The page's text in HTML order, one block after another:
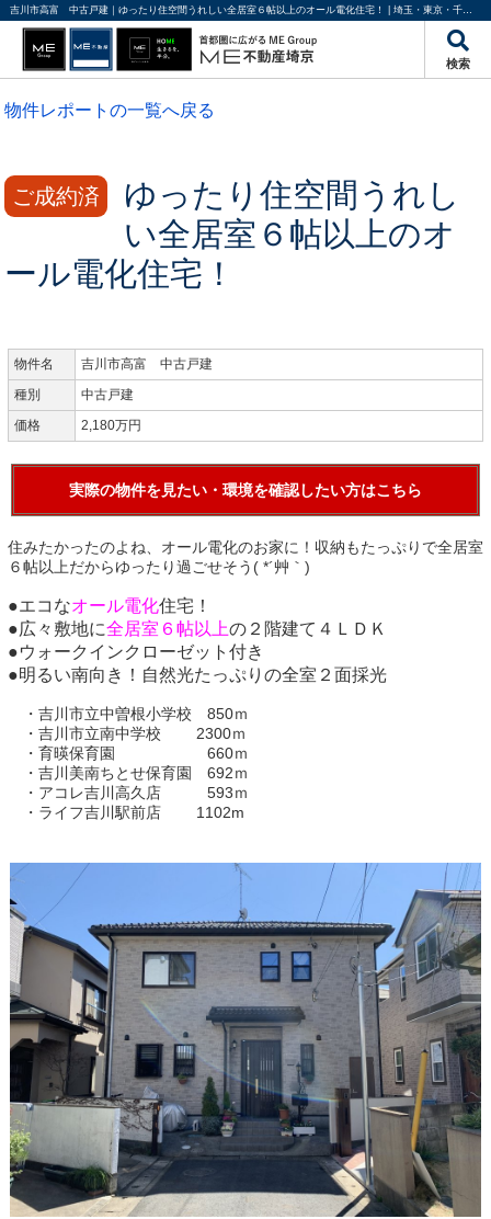
吉川市高富 中古戸建｜ゆったり住空間うれしい全居室６帖以上のオール電化住宅！ | 埼玉・東京・千葉の不動産のことならME不動産埼京
検索
物件レポートの一覧へ戻る
ご成約済
ゆったり住空間うれし
い全居室６帖以上のオ
ール電化住宅！
物件名
吉川市高富 中古戸建
種別
中古戸建
価格
2,180万円
実際の物件を見たい・環境を確認したい方はこちら
住みたかったのよね、オール電化のお家に！収納もたっぷりで全居室
６帖以上だからゆったり過ごせそう( *´艸｀)
●エコなオール電化住宅！
●広々敷地に全居室６帖以上の２階建て４ＬＤＫ
●ウォークインクローゼット付き
●明るい南向き！自然光たっぷりの全室２面採光
・吉川市立中曽根小学校 850ｍ
・吉川市立南中学校 2300ｍ
・育暎保育園 660ｍ
・吉川美南ちとせ保育園 692ｍ
・アコレ吉川高久店 593ｍ
・ライフ吉川駅前店 1102m